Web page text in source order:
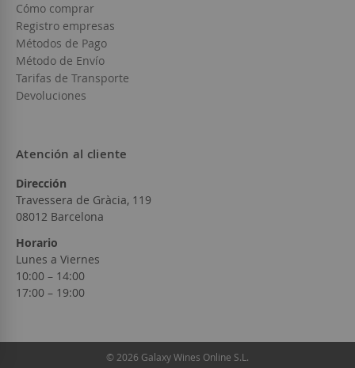
Cómo comprar
Registro empresas
Métodos de Pago
Método de Envío
Tarifas de Transporte
Devoluciones
Atención al cliente
Dirección
Travessera de Gràcia, 119
08012 Barcelona
Horario
Lunes a Viernes
10:00 – 14:00
17:00 – 19:00
© 2026 Galaxy Wines Online S.L.